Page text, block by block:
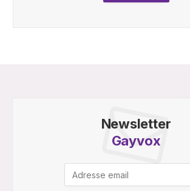
Newsletter
Gayvox